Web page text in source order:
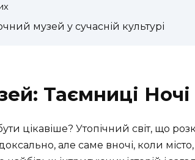
музей у сучасній культурі
Таємниці Ночі
цікавіше? Утопічний світ, що
але саме вночі, коли місто,